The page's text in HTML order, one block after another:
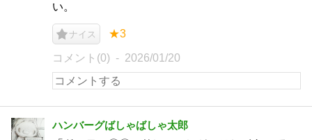
い。
ナイス ★3
コメント(0) 2026/01/20
ハンバーグばしゃばしゃ太郎